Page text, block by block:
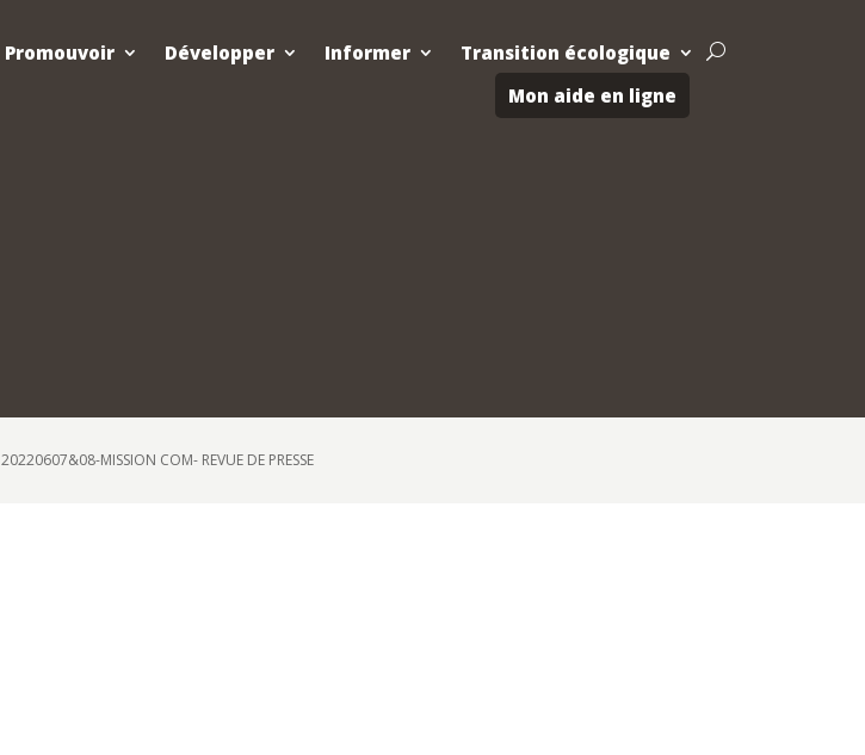
Promouvoir Développer Informer
Transition écologique
Mon aide en ligne
U
20220607&08-MISSION COM- REVUE DE PRESSE